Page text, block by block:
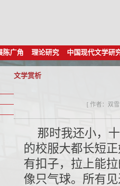
陈广角 理论研究 中国现代文学研
文学赏析
[ 作者：双
那时我还小，
的校服大都长短
有扣子，拉上能
像只气球。所有